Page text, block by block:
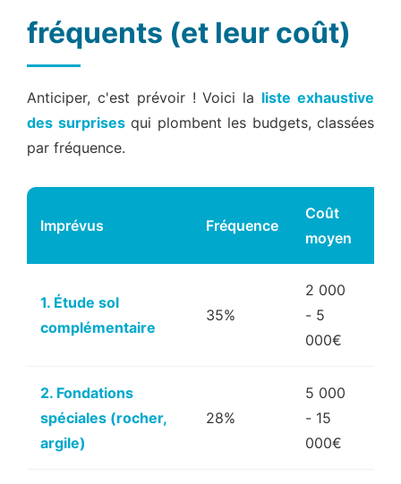
fréquents (et leur coût)
Anticiper, c'est prévoir ! Voici la liste exhaustive
des surprisesqui plombent les budgets, classées
par fréquence.
Imprévus Fréquence
Coût
moyen
1. Étude sol
complémentaire
35%
2 000
- 5
000€
2. Fondations
spéciales (rocher,
argile)
28%
5 000
- 15
000€